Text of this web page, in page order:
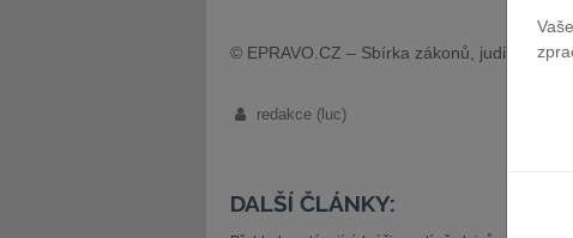
© EPRAVO.CZ – Sbírka zákonů, judikatura,
redakce (luc)
DALŠÍ ČLÁNKY: